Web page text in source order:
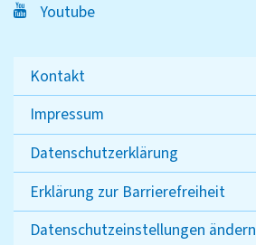
Youtube
Kontakt
Impressum
Datenschutzerklärung
Erklärung zur Barrierefreiheit
Datenschutzeinstellungen ändern